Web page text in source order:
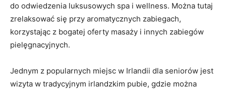
do odwiedzenia luksusowych spa i wellness. Można ⁣tutaj
‌zrelaksować się​ przy aromatycznych zabiegach,
korzystając z bogatej oferty masaży i innych zabiegów
pielęgnacyjnych.
Jednym z popularnych miejsc w Irlandii dla seniorów jest⁤
wizyta w tradycyjnym irlandzkim pubie, gdzie można